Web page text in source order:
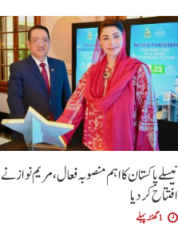
نیسلے پاکستان کا اہم منصوبہ فعال، مریم نواز نے
افتتاح کر دیا
1 گھنٹہ پہلے